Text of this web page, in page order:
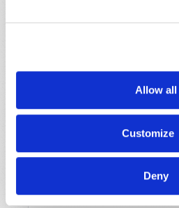
Allow all
Customize
Deny
le podamos responder tan
por medio del enlace
electrónico*